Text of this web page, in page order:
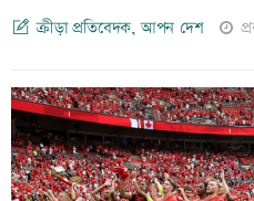
ক্রীড়া প্রতিবেদক, আপন দেশ